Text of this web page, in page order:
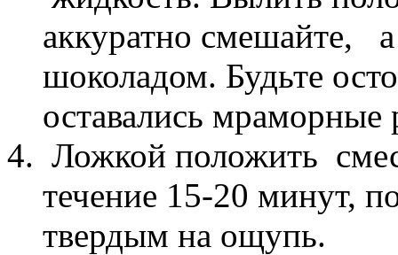
аккуратно смешайте,
шоколадом. Будьте
оставались мраморные
Ложкой положить
течение 15-20 минут,
твердым на ощупь.